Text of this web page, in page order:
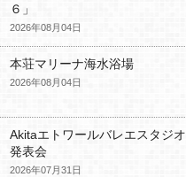
６」
2026年08月04日
本荘マリーナ海水浴場
2026年08月04日
Akitaエトワールバレエスタジオ
発表会
2026年07月31日